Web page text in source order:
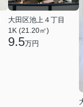
大田区池上４丁目
1K (21.20㎡)
9.5万円